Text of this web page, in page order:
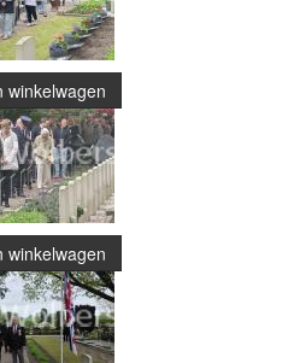
winkelwagen
winkelwagen